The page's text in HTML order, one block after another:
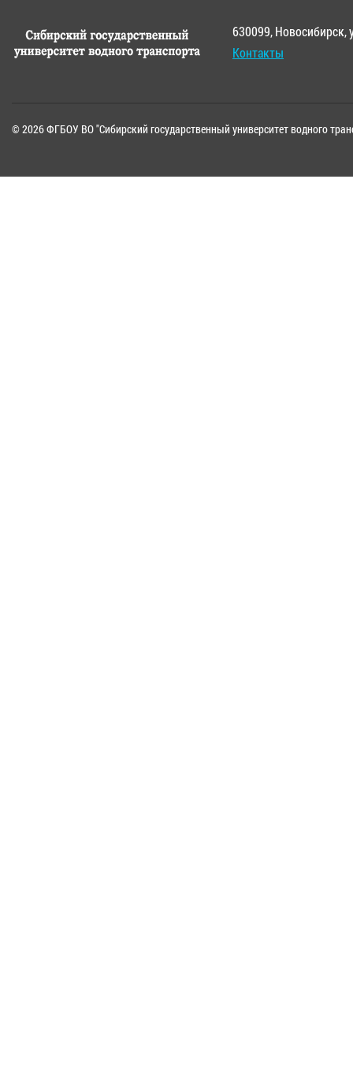
630099, Новосибирск,
Контакты
© 2026 ФГБОУ ВО "Сибирский государственный университет водного